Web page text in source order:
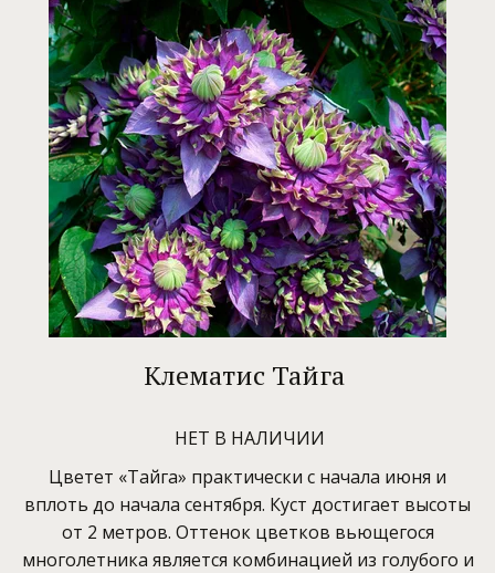
Клематис Тайга
НЕТ В НАЛИЧИИ
Цветет «Тайга» практически с начала июня и
вплоть до начала сентября. Куст достигает высоты
от 2 метров. Оттенок цветков вьющегося
многолетника является комбинацией из голубого и